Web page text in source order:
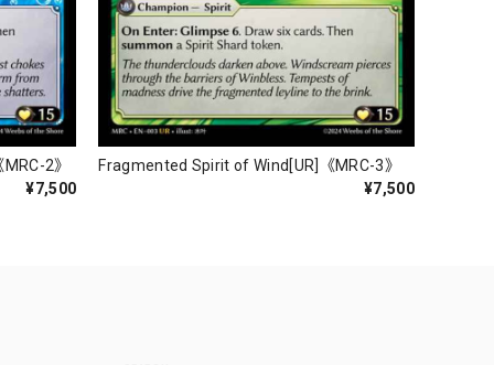
2》
¥7,500
Fragmented Spirit of Wind[UR]《MRC-3》
¥7,500